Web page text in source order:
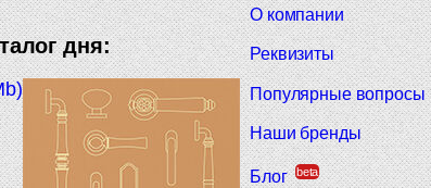
О компании
Реквизиты
Популярные вопросы
Наши бренды
Блог beta
дня: